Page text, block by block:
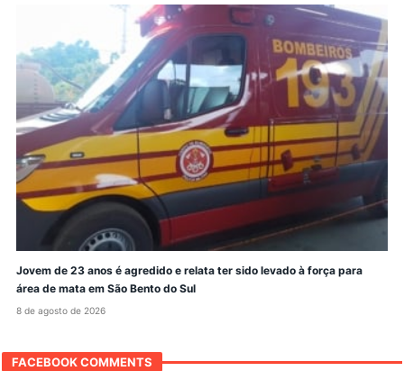
Jovem de 23 anos é agredido e relata ter sido levado à força para
área de mata em São Bento do Sul
8 de agosto de 2026
FACEBOOK COMMENTS